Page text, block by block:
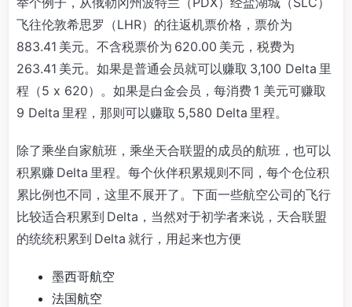
飞往伦敦希思罗（LHR）的往返机票价格，票价为
883.41 美元。不含税票价为 620.00 美元，税费为
263.41 美元。如果是普通会员就可以赚取 3,100 Delta 里
程（5 x 620）。如果是白金会员，每消费 1​​ 美元可赚取
9 Delta 里程，那则可以赚取 5,580 Delta 里程。
除了乘坐自家航班，乘坐天合联盟的成员的航班，也可以
积累赚 Delta 里程。每个伙伴积累规则不同，每个仓位积
累比例也不同，这里不展开了。下面一些航空公司的飞行
比较适合积累到 Delta，当然对于初学者来说，天合联盟
的统统积累到 Delta 就行，用起来也方便
墨西哥航空
法国航空